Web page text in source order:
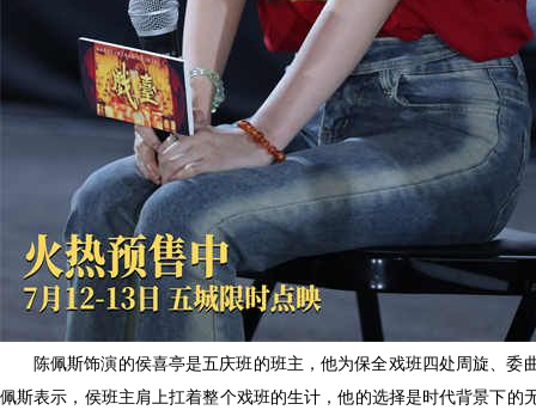
陈佩斯饰演的侯喜亭是五庆班的班主，他为保全戏班四处周旋、委
佩斯表示，侯班主肩上扛着整个戏班的生计，他的选择是时代背景下的